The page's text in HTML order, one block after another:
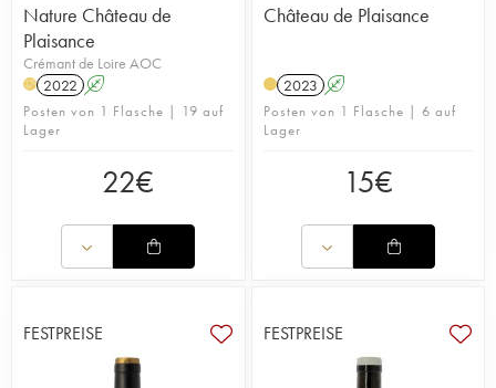
Nature Château de
Plaisance
Crémant de Loire AOC
H 2022 A
Posten von 1 Flasche | 19 auf
Lager
22€
Château de Plaisance
2023 A
Posten von 1 Flasche | 6 auf
Lager
15€
FESTPREISE FESTPREISE